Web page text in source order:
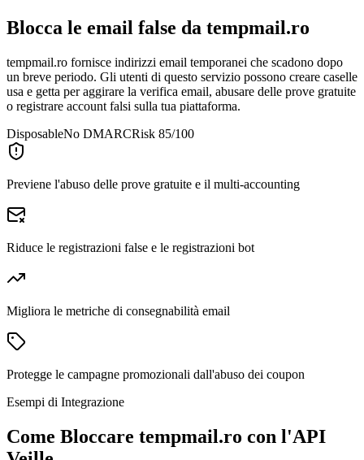
Blocca le email false da tempmail.ro
tempmail.ro fornisce indirizzi email temporanei che scadono dopo
un breve periodo. Gli utenti di questo servizio possono creare caselle
usa e getta per aggirare la verifica email, abusare delle prove gratuite
o registrare account falsi sulla tua piattaforma.
DisposableNo DMARCRisk 85/100
Previene l'abuso delle prove gratuite e il multi-accounting
Riduce le registrazioni false e le registrazioni bot
Migliora le metriche di consegnabilità email
Protegge le campagne promozionali dall'abuso dei coupon
Esempi di Integrazione
Come Bloccare tempmail.ro con l'API